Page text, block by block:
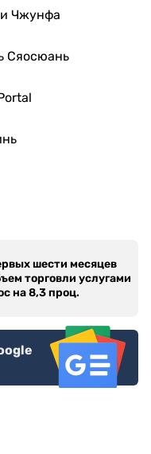
Чжунфа
Сяосюань
шести месяцев
торговли услугами
на 8,3 проц.